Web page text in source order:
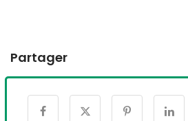
Partager